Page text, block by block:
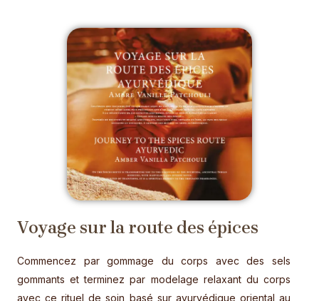
Voyage sur la route des épices
Commencez par gommage du corps avec des sels
gommants et terminez par modelage relaxant du corps
avec ce rituel de soin basé sur ayurvédique oriental au